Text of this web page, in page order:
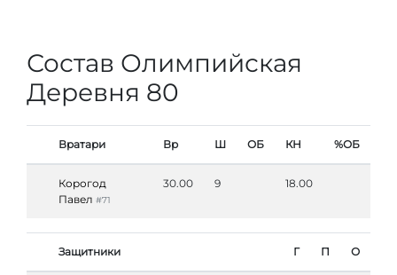
Состав Олимпийская
Деревня 80
Вратари Вр Ш ОБ КН %ОБ
Корогод
Павел #71
30.00 9 18.00
Защитники Г П О